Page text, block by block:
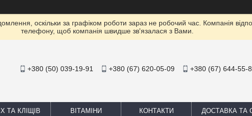
оскільки за графіком роботи зараз не робочий час. Компанія
телефону, щоб компанія швидше зв'язалася з Вами.
+380 (50) 039-19-91 +380 (67) 620-05-09 +380 (67) 644-55-
ТА КЛІЩІВ ВІТАМІНИ КОНТАКТИ ДОСТАВКА ТА